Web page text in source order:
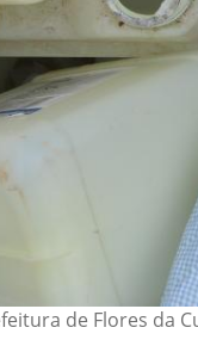
de Flores da